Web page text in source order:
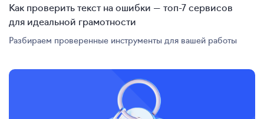
Как проверить текст на ошибки — топ-7 сервисов
для идеальной грамотности
Разбираем проверенные инструменты для вашей работы